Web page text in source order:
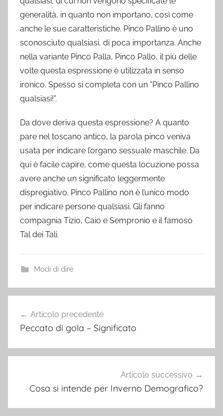
generalità, in quanto non importano, così come
anche le sue caratteristiche. Pinco Pallino è uno
sconosciuto qualsiasi, di poca importanza. Anche
nella variante Pinco Palla, Pinco Pallo, il più delle
volte questa espressione è utilizzata in senso
ironico. Spesso si completa con un “Pinco Pallino
qualsiasi!”.
Da dove deriva questa espressione? A quanto
pare nel toscano antico, la parola pinco veniva
usata per indicare l’organo sessuale maschile. Da
qui è facile capire, come questa locuzione possa
avere anche un significato leggermente
dispregiativo. Pinco Pallino non è l’unico modo
per indicare persone qualsiasi. Gli fanno
compagnia Tizio, Caio e Sempronio e il famoso
Tal dei Tali.
Modi di dire
articoli
Articolo precedente
Peccato di gola – Significato
Articolo successivo
Cosa si intende per Inverno Demografico?